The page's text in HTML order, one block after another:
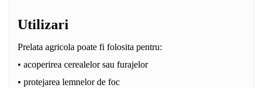
Utilizari
Prelata agricola poate fi folosita pentru:
• acoperirea cerealelor sau furajelor
• protejarea lemnelor de foc